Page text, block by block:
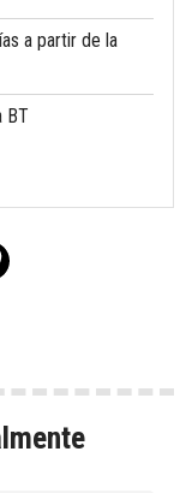
a partir de la
BT